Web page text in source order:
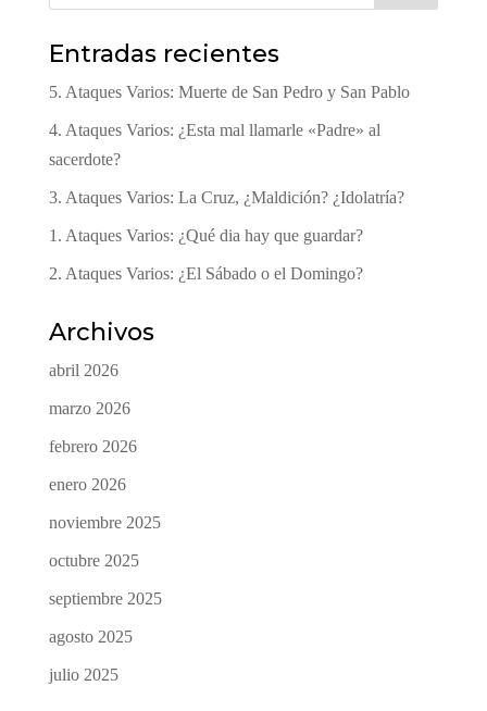
Entradas recientes
5. Ataques Varios: Muerte de San Pedro y San Pablo
4. Ataques Varios: ¿Esta mal llamarle «Padre» al
sacerdote?
3. Ataques Varios: La Cruz, ¿Maldición? ¿Idolatría?
1. Ataques Varios: ¿Qué dia hay que guardar?
2. Ataques Varios: ¿El Sábado o el Domingo?
Archivos
abril 2026
marzo 2026
febrero 2026
enero 2026
noviembre 2025
octubre 2025
septiembre 2025
agosto 2025
julio 2025